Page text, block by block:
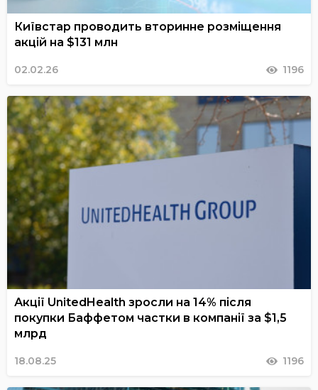
Київстар проводить вторинне розміщення
акцій на $131 млн
02.02.26 1196
Акції UnitedHealth зросли на 14% після
покупки Баффетом частки в компанії за $1,5
млрд
18.08.25 1196